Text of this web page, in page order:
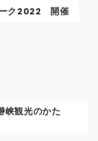
ーク2022 開催
峡観光のかた